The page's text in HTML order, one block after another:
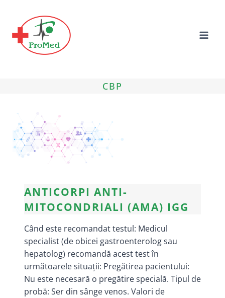
content
CBP
ANTICORPI ANTI-
MITOCONDRIALI (AMA) IGG
Când este recomandat testul: Medicul
specialist (de obicei gastroenterolog sau
hepatolog) recomandă acest test în
următoarele situații: Pregătirea pacientului:
Nu este necesară o pregătire specială. Tipul de
probă: Ser din sânge venos. Valori de